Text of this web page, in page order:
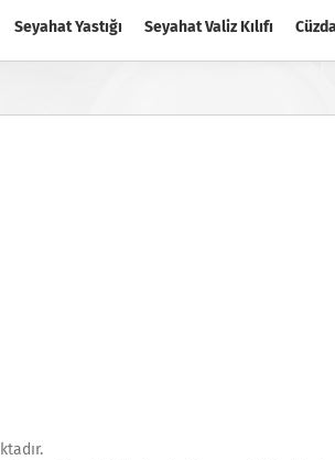
Seyahat Yastığı Seyahat Valiz Kılıfı